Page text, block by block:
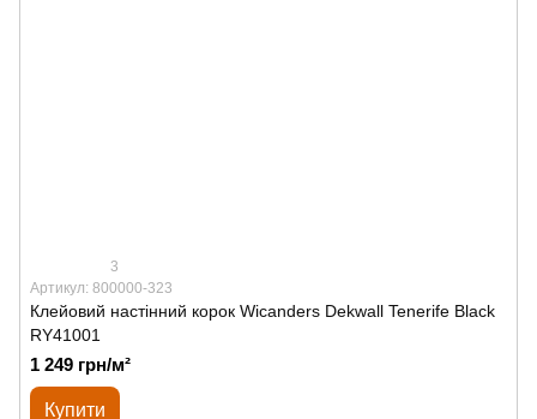
3
Артикул: 800000-323
Клейовий настінний корок Wicanders Dekwall Tenerife Black
RY41001
1 249 грн/м²
Купити